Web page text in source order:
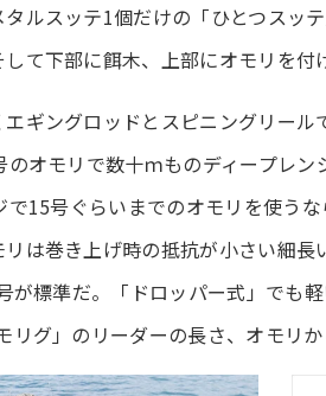
ルスッテ1個だけの「ひとつスッ
して下部に餌木、上部にオモリを付
ギングロッドとスピニングリー
のオモリで数十ｍものディープレ
15号ぐらいまでのオモリを使う
は巻き上げ時の抵抗が小さい細
が標準だ。「ドロッパー式」でも
リグ」のリーダーの長さ、オモリ